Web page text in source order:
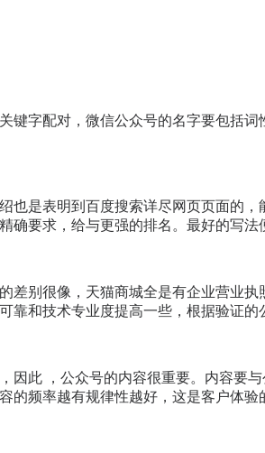
键字配对，微信公众号的名字要包括
也是表明到百度搜索详尽网页页面的
确要求，给与更强的排名。最好的写
差别很像，天猫商城全是有企业营业
和技术专业度提高一些，根据验证
因此 ，公众号的内容很重要。内容要
频率越有规律性越好，这是客户体验